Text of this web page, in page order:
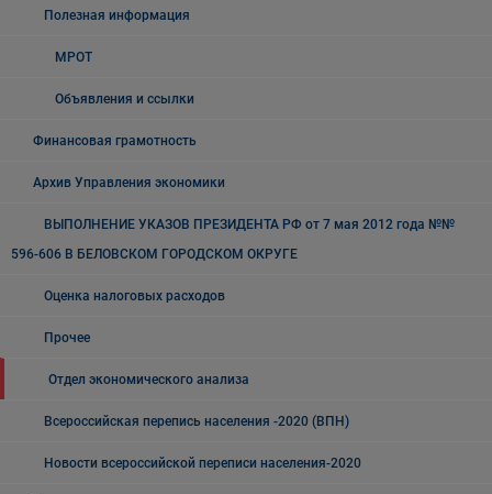
Полезная информация
МРОТ
Объявления и ссылки
Финансовая грамотность
Архив Управления экономики
ВЫПОЛНЕНИЕ УКАЗОВ ПРЕЗИДЕНТА РФ от 7 мая 2012 года №№
596-606 В БЕЛОВСКОМ ГОРОДСКОМ ОКРУГЕ
Оценка налоговых расходов
Прочее
Отдел экономического анализа
Всероссийская перепись населения -2020 (ВПН)
Новости всероссийской переписи населения-2020